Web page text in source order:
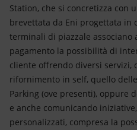
Station, che si concretizza con
brevettata da Eni progettata in
terminali di piazzale
pagamento la possibilità di
cliente offrendo diversi servizi,
rifornimento in self, quello
Parking (ove presenti), oppure
e anche comunicando
personalizzati, compresa la